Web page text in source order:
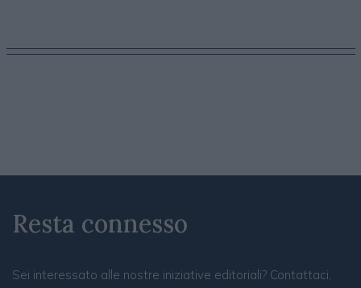
Resta connesso
Sei interessato alle nostre iniziative editoriali? Contattaci,